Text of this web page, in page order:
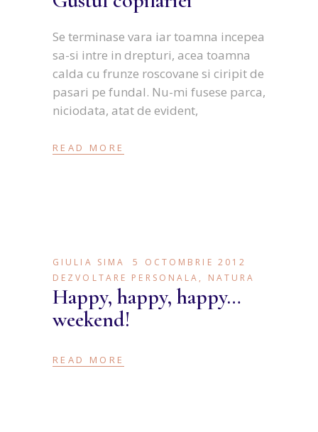
Se terminase vara iar toamna incepea
sa-si intre in drepturi, acea toamna
calda cu frunze roscovane si ciripit de
pasari pe fundal. Nu-mi fusese parca,
niciodata, atat de evident,
READ MORE
GIULIA SIMA
5 OCTOMBRIE 2012
DEZVOLTARE PERSONALA, NATURA
Happy, happy, happy…
weekend!
READ MORE